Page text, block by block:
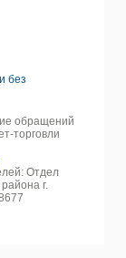
без
обращений
торговли
Отдел
г.